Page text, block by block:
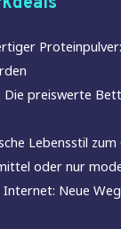
preiswerte
Lebensstil zum
oder nur
Neue